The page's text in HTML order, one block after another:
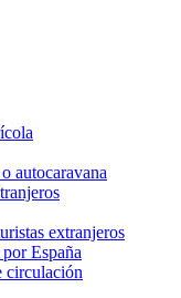
autocaravana
extranjeros
España
circulación